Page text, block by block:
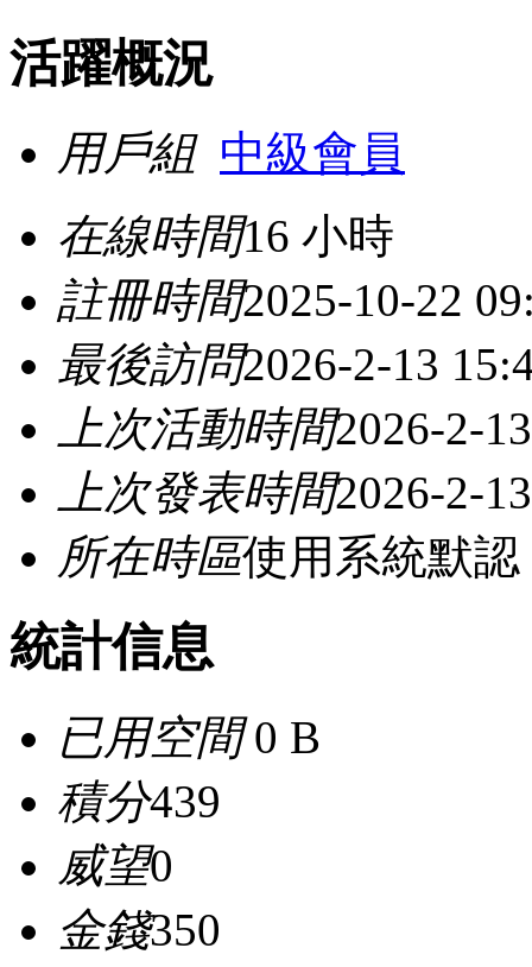
活躍概況
用戶組 中級會員
在線時間16 小時
註冊時間2025-10-22
最後訪問2026-2-13
上次活動時間2026-2-
上次發表時間2026-2-
所在時區使用系統默認
統計信息
已用空間0 B
積分439
威望0
金錢350